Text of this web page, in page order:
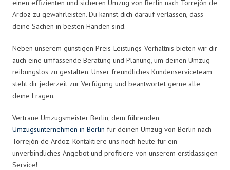
einen effizienten und sicheren Umzug von Berlin nach Torrejón de
Ardoz zu gewährleisten. Du kannst dich darauf verlassen, dass
deine Sachen in besten Händen sind.
Neben unserem günstigen Preis-Leistungs-Verhältnis bieten wir dir
auch eine umfassende Beratung und Planung, um deinen Umzug
reibungslos zu gestalten. Unser freundliches Kundenserviceteam
steht dir jederzeit zur Verfügung und beantwortet gerne alle
deine Fragen.
Vertraue Umzugsmeister Berlin, dem führenden
Umzugsunternehmen in Berlin für deinen Umzug von Berlin nach
Torrejón de Ardoz. Kontaktiere uns noch heute für ein
unverbindliches Angebot und profitiere von unserem erstklassigen
Service!